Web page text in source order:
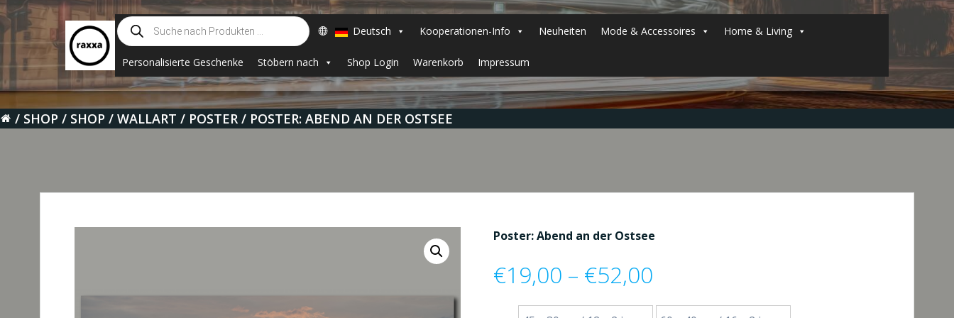
Zum
Inhalt
springen
Suche
nach
Produkten
Deutsch Kooperationen-Info Neuheiten Mode & Accessoires Home & Living
Personalisierte Geschenke Stöbern nach Shop Login Warenkorb Impressum
SHOP SHOP WALLART POSTER POSTER: ABEND AN DER OSTSEE
Poster: Abend an der Ostsee
€19,00 – €52,00Preisspanne:
€19,00